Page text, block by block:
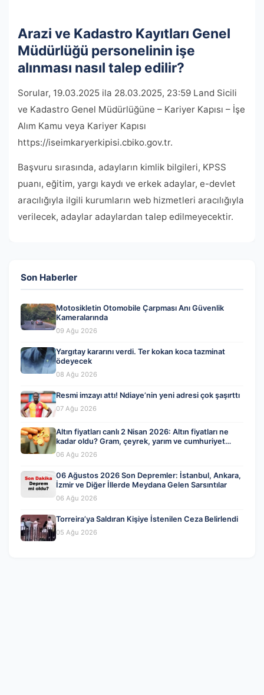
Arazi ve Kadastro Kayıtları Genel
Müdürlüğü personelinin işe
alınması nasıl talep edilir?
Sorular, 19.03.2025 ila 28.03.2025, 23:59 Land Sicili
ve Kadastro Genel Müdürlüğüne – Kariyer Kapısı – İşe
Alım Kamu veya Kariyer Kapısı
https://iseimkaryerkipisi.cbiko.gov.tr.
Başvuru sırasında, adayların kimlik bilgileri, KPSS
puanı, eğitim, yargı kaydı ve erkek adaylar, e-devlet
aracılığıyla ilgili kurumların web hizmetleri aracılığıyla
verilecek, adaylar adaylardan talep edilmeyecektir.
Son Haberler
Motosikletin Otomobile Çarpması Anı Güvenlik
Kameralarında
09 Ağu 2026
Yargıtay kararını verdi. Ter kokan koca tazminat
ödeyecek
08 Ağu 2026
Resmi imzayı attı! Ndiaye’nin yeni adresi çok şaşırttı
07 Ağu 2026
Altın fiyatları canlı 2 Nisan 2026: Altın fiyatları ne
kadar oldu? Gram, çeyrek, yarım ve cumhuriyet
altını alış satış fiyatları
06 Ağu 2026
06 Ağustos 2026 Son Depremler: İstanbul, Ankara,
İzmir ve Diğer İllerde Meydana Gelen Sarsıntılar
06 Ağu 2026
Torreira’ya Saldıran Kişiye İstenilen Ceza Belirlendi
05 Ağu 2026